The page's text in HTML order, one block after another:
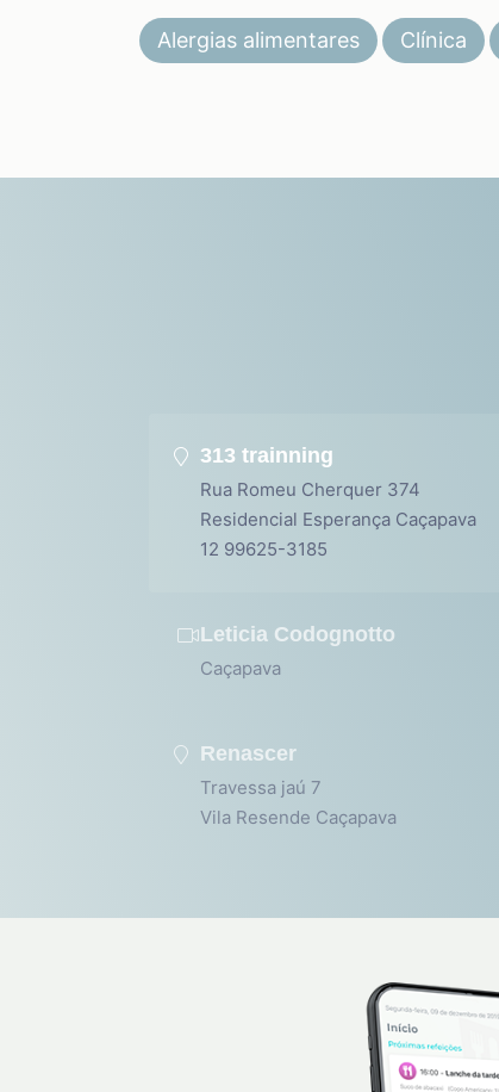
Alergias alimentares Clínica
313 trainning
Rua Romeu Cherquer 374
Residencial Esperança Caçapava
12 99625-3185
Leticia Codognotto
Caçapava
Renascer
Travessa jaú 7
Vila Resende Caçapava